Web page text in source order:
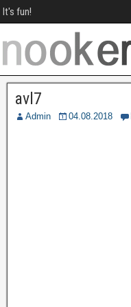
It's fun!
avl7
Admin 04.08.2018